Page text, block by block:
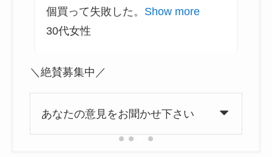
個買って失敗した。 Show more
30代女性
＼絶賛募集中／
あなたの意見をお聞かせ下さい